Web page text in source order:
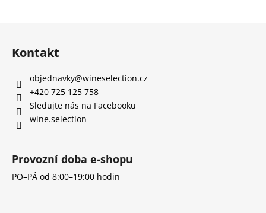
Z
Kontakt
objednavky@wineselection.cz
+420 725 125 758
Sledujte nás na Facebooku
wine.selection
Provozní doba e-shopu
PO–PÁ od 8:00–19:00 hodin